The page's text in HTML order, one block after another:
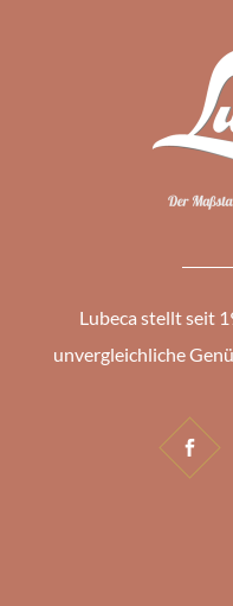
Lubeca stellt seit
unvergleichliche